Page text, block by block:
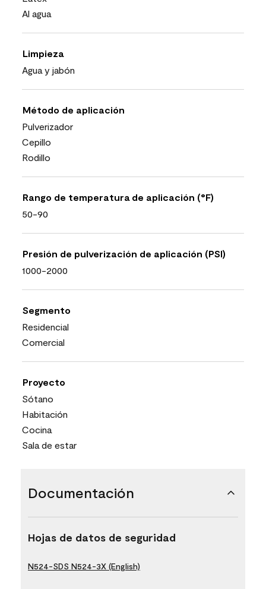
Al agua
Limpieza
Agua y jabón
Método de aplicación
Pulverizador
Cepillo
Rodillo
Rango de temperatura de aplicación (°F)
50-90
Presión de pulverización de aplicación (PSI)
1000-2000
Segmento
Residencial
Comercial
Proyecto
Sótano
Habitación
Cocina
Sala de estar
Documentación
Hojas de datos de seguridad
N524-SDS N524-3X (English)